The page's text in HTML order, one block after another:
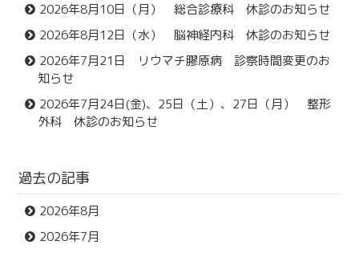
2026年8月10日（月） 総合診療科 休診のお知らせ
2026年8月12日（水） 脳神経内科 休診のお知らせ
2026年7月21日 リウマチ膠原病 診察時間変更のお
知らせ
2026年7月24日(金)、25日（土）、27日（月） 整形
外科 休診のお知らせ
過去の記事
2026年8月
2026年7月